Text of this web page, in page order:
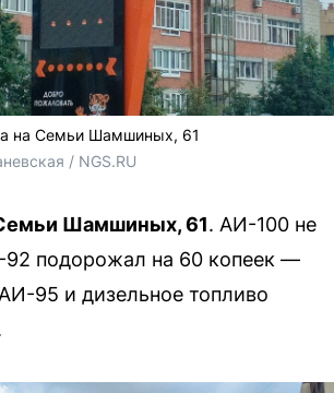
на Семьи Шамшиных, 61
/ NGS.RU
Шамшиных, 61. АИ-100 не
подорожал на 60 копеек —
95 и дизельное топливо